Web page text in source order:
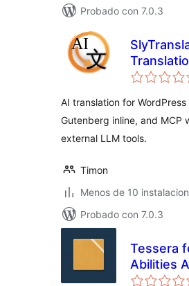
Probado con 7.0.3
AI translation for
Gutenberg inline, and MCP
external LLM tools.
Timon
Menos de 10
Probado con 7.0.3
Tessera
Abilities